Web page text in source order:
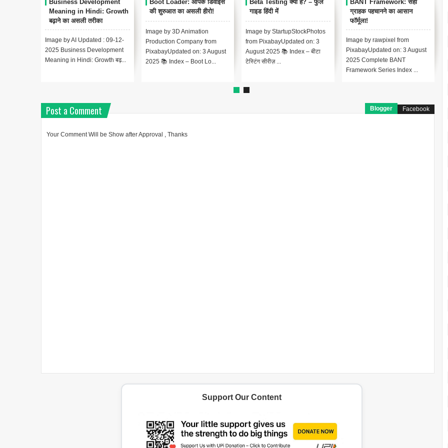
Business Development
Meaning in Hindi: Growth
बढ़ाने का असली तरीका
Image by AI Updated : 09-12-
2025 Business Development
Meaning in Hindi: Growth बढ़...
Boot Loader: आपके डिवाइस
की शुरुआत का असली हीरो!
Image by 3D Animation
Production Company from
PixabayUpdated on: 3 August
2025 📚 Index – Boot Lo...
Beta Testing क्या है? – फुल
गाइड हिंदी में
Image by StartupStockPhotos
from PixabayUpdated on: 3
August 2025 📚 Index – बीटा
टेस्टिंग सीरीज़ ...
BANT Framework: सही
ग्राहक पहचानने का आसान
फॉर्मूला!
Image by rawpixel from
PixabayUpdated on: 3 August
2025 Complete BANT
Framework Series Index ...
Post a Comment Blogger Facebook
Your Comment Will be Show after Approval , Thanks
Support Our Content